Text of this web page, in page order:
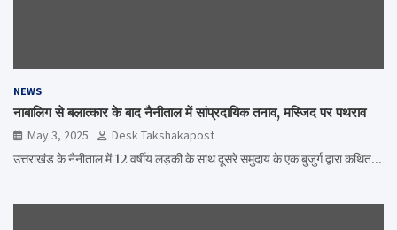
NEWS
नाबालिग से बलात्कार के बाद नैनीताल में सांप्रदायिक तनाव, मस्जिद पर पथराव
May 3, 2025
Desk Takshakapost
उत्तराखंड के नैनीताल में 12 वर्षीय लड़की के साथ दूसरे समुदाय के एक बुजुर्ग द्वारा कथित…